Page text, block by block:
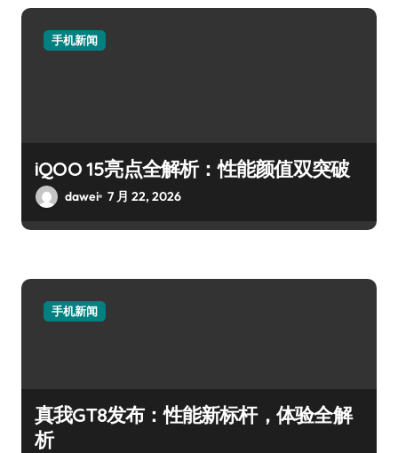
手机新闻
iQOO 15亮点全解析：性能颜值双突破
dawei 7 月 22, 2026
手机新闻
真我GT8发布：性能新标杆，体验全解
析